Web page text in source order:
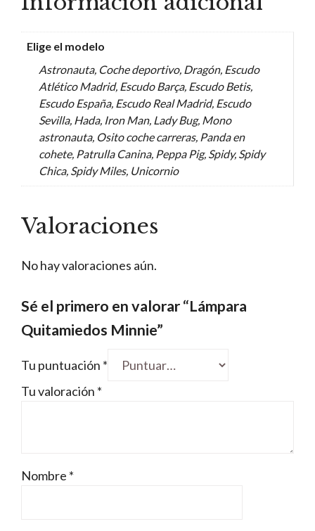
Elige el modelo
Astronauta, Coche deportivo, Dragón, Escudo
Atlético Madrid, Escudo Barça, Escudo Betis,
Escudo España, Escudo Real Madrid, Escudo
Sevilla, Hada, Iron Man, Lady Bug, Mono
astronauta, Osito coche carreras, Panda en
cohete, Patrulla Canina, Peppa Pig, Spidy, Spidy
Chica, Spidy Miles, Unicornio
Valoraciones
No hay valoraciones aún.
Sé el primero en valorar “Lámpara
Quitamiedos Minnie”
Tu puntuación *
Tu valoración *
Nombre *